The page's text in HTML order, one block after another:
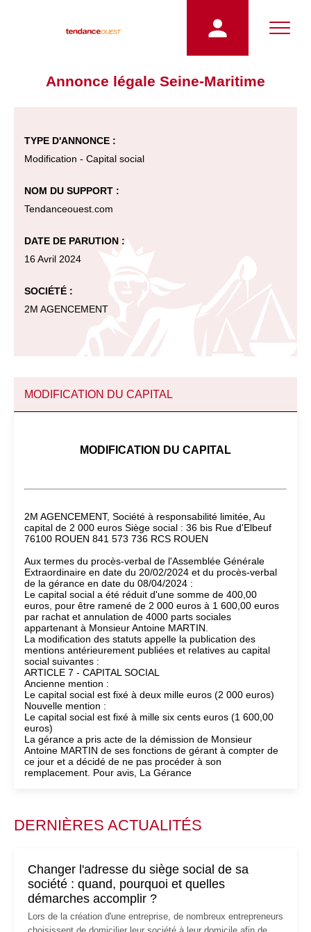
Annonce légale Seine-Maritime
TYPE D'ANNONCE :
Modification - Capital social
NOM DU SUPPORT :
Tendanceouest.com
DATE DE PARUTION :
16 Avril 2024
SOCIÉTÉ :
2M AGENCEMENT
MODIFICATION DU CAPITAL
MODIFICATION DU CAPITAL
2M AGENCEMENT, Société à responsabilité limitée, Au
capital de 2 000 euros Siège social : 36 bis Rue d'Elbeuf
76100 ROUEN 841 573 736 RCS ROUEN
Aux termes du procès-verbal de l'Assemblée Générale
Extraordinaire en date du 20/02/2024 et du procès-verbal
de la gérance en date du 08/04/2024 :
Le capital social a été réduit d'une somme de 400,00
euros, pour être ramené de 2 000 euros à 1 600,00 euros
par rachat et annulation de 4000 parts sociales
appartenant à Monsieur Antoine MARTIN.
La modification des statuts appelle la publication des
mentions antérieurement publiées et relatives au capital
social suivantes :
ARTICLE 7 - CAPITAL SOCIAL
Ancienne mention :
Le capital social est fixé à deux mille euros (2 000 euros)
Nouvelle mention :
Le capital social est fixé à mille six cents euros (1 600,00
euros)
La gérance a pris acte de la démission de Monsieur
Antoine MARTIN de ses fonctions de gérant à compter de
ce jour et a décidé de ne pas procéder à son
remplacement. Pour avis, La Gérance
DERNIÈRES ACTUALITÉS
Changer l'adresse du siège social de sa
société : quand, pourquoi et quelles
démarches accomplir ?
Lors de la création d'une entreprise, de nombreux entrepreneurs